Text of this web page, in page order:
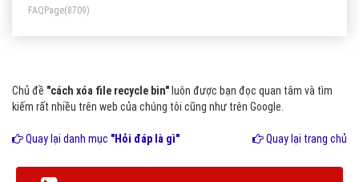
FAQPage(8709)
Chủ đề "cách xóa file recycle bin" luôn được bạn đọc quan tâm và tìm
kiếm rất nhiều trên web của chúng tôi cũng như trên Google.
Quay lại danh mục "Hỏi đáp là gì" Quay lại trang chủ